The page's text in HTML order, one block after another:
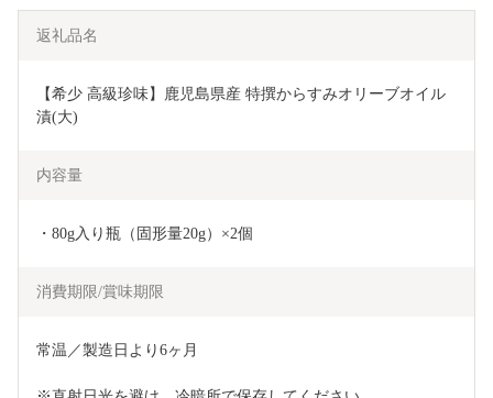
返礼品名
【希少 高級珍味】鹿児島県産 特撰からすみオリーブオイル
漬(大)
内容量
・80g入り瓶（固形量20g）×2個
消費期限/賞味期限
常温／製造日より6ヶ月